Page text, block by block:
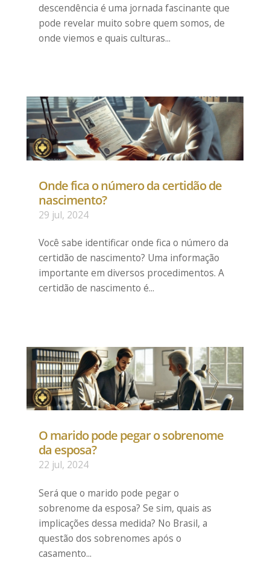
descendência é uma jornada fascinante que
pode revelar muito sobre quem somos, de
onde viemos e quais culturas...
Onde fica o número da certidão de
nascimento?
29 jul, 2024
Você sabe identificar onde fica o número da
certidão de nascimento? Uma informação
importante em diversos procedimentos. A
certidão de nascimento é...
O marido pode pegar o sobrenome
da esposa?
22 jul, 2024
Será que o marido pode pegar o
sobrenome da esposa? Se sim, quais as
implicações dessa medida? No Brasil, a
questão dos sobrenomes após o
casamento...